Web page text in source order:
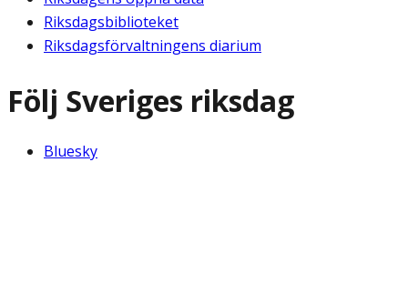
Riksdagsbiblioteket
Riksdagsförvaltningens diarium
Följ Sveriges riksdag
Bluesky